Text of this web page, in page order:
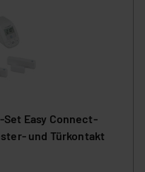
Set Easy Connect-
und Türkontakt